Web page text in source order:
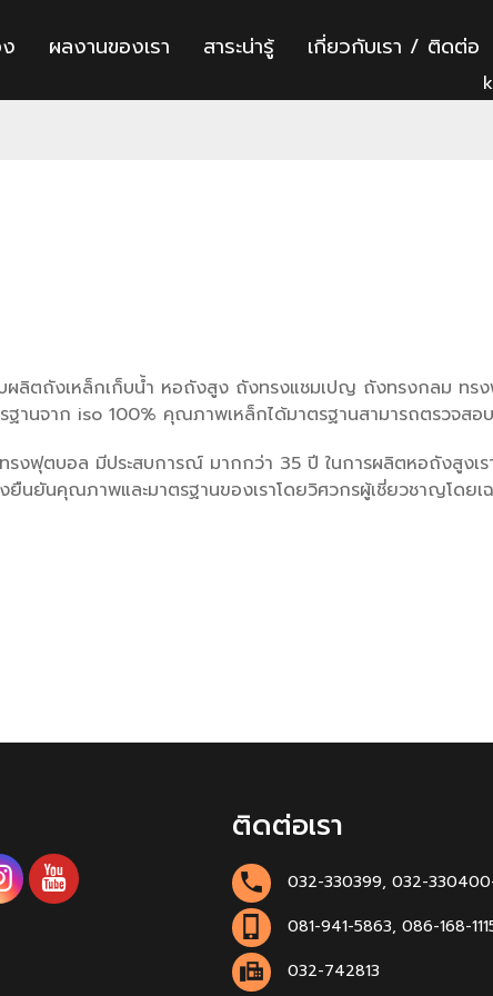
ผลงานของเรา สาระน่ารู้ เกี่ยวกับเรา / ติดต่อ
ลิตถังเหล็กเก็บน้ำ หอถังสูง ถังทรงแชมเปญ ถังทรงกลม ท
ฐานจาก iso 100% คุณภาพเหล็กได้มาตรฐานสามารถตรวจสอ
งฟุตบอล มีประสบการณ์ มากกว่า 35 ปี ในการผลิตหอถังสูงเ
ยืนยันคุณภาพและมาตรฐานของเราโดยวิศวกรผู้เชี่ยวชาญโดยเ
ติดต่อเรา
032-330399, 032-
081-941-5863, 086-168-
032-742813